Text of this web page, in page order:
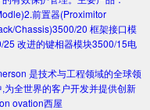
前置器(Proximitor
Chassis)3500/20 框架接口模
改进的键相器模块3500/15电
是技术与工程领域的全球领
全世界的客户开发并提供创新
ovation西屋